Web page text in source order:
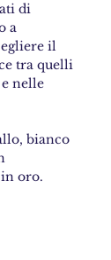
di
a
il
tra quelli
nelle
bianco
oro.